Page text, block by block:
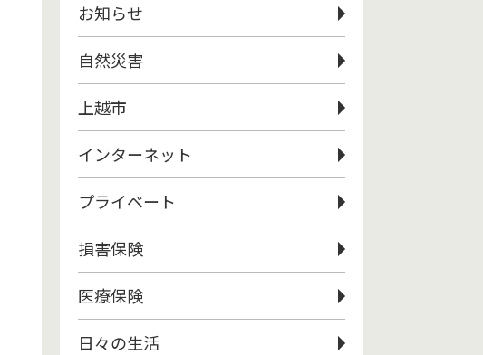
お知らせ
自然災害
上越市
インターネット
プライベート
損害保険
医療保険
日々の生活